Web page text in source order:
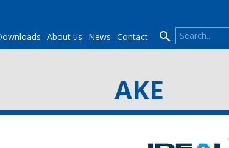
About us News Contact 
AKE